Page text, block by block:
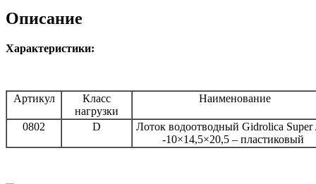
Описание
Характеристики:
Артикул
Класс
нагрузки
Наименование
0802 D
Лоток водоотводный Gidrolica
-10×14,5×20,5 – пластиковый